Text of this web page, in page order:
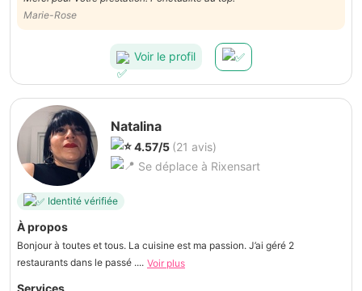
Marie-Rose
Voir le profil
Natalina
4.57/5 (21 avis)
Se déplace à Rixensart
Identité vérifiée
À propos
Bonjour à toutes et tous. La cuisine est ma passion. J’ai géré 2
restaurants dans le passé .... Voir plus
Services